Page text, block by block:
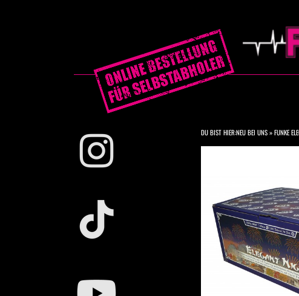
DU BIST HIER:NEU BEI UNS»FUNKE